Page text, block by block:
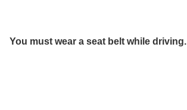
You must wear a seat belt while driving.